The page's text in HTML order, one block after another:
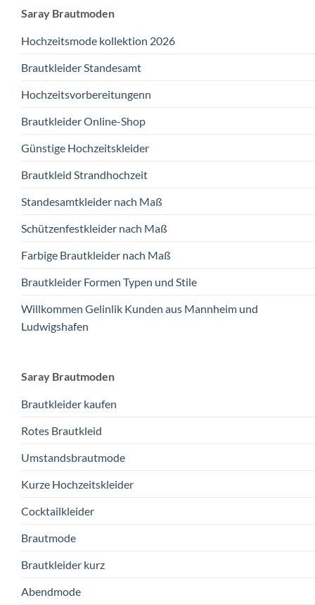
Saray Brautmoden
Hochzeitsmode kollektion 2026
Brautkleider Standesamt
Hochzeitsvorbereitungenn
Brautkleider Online-Shop
Günstige Hochzeitskleider
Brautkleid Strandhochzeit
Standesamtkleider nach Maß
Schützenfestkleider nach Maß
Farbige Brautkleider nach Maß
Brautkleider Formen Typen und Stile
Willkommen Gelinlik Kunden aus Mannheim und
Ludwigshafen
Saray Brautmoden
Brautkleider kaufen
Rotes Brautkleid
Umstandsbrautmode
Kurze Hochzeitskleider
Cocktailkleider
Brautmode
Brautkleider kurz
Abendmode